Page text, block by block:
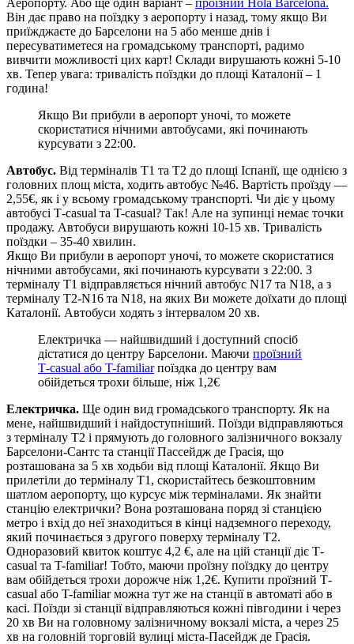
Він дає право на поїздку з аеропорту і назад, тому якщо Ви
приїжджаєте до Барселони на 5 або менше днів і
пересуватиметеся на громадському транспорті, радимо
вивчити можливості цих карт! Склади вирушають кожні 5-10
хв. Тепер увага: тривалість поїздки до площі Каталонії – 1
година!
Якщо Ви прибули в аеропорт уночі, то можете
скористатися нічними автобусами, які починають
курсувати з 22:00.
Автобус. Від терміналів Т1 та Т2 до площі Іспанії, ще однією з
головних площ міста, ходить автобус №46. Вартість проїзду —
2,55€, як і у всьому громадському транспорті. Чи діє у цьому
автобусі Т-casual та T-casual? Так! Але на зупинці немає точки
продажу. Автобуси вирушають кожні 10-15 хв. Тривалість
поїздки – 35-40 хвилин.
Якщо Ви прибули в аеропорт уночі, то можете скористатися
нічними автобусами, які починають курсувати з 22:00. З
терміналу Т1 відправляється нічний автобус N17 та N18, а з
терміналу Т2-N16 та N18, на яких Ви можете доїхати до площі
Каталонії. Автобуси ходять з інтервалом 20 хв.
Електричка — найшвидший і доступний спосіб
дістатися до центру Барселони. Маючи проїзний
Т-casual або T-familiarпоїздка до центру вам
обійдеться трохи більше, ніж 1,2€
Електричка. Ще один вид громадського транспорту. Як на
мене, найшвидший і найдоступніший. Поїзди відправляються
з терміналу Т2 і прямують до головного залізничного вокзалу
Барселони-Сантс та станції Пассейдж де Грасія, що
розташована за 5 хв ходьби від площі Каталонії. Якщо Ви
прилетіли до терміналу Т1, скористайтесь безкоштовним
шатлом аеропорту, що курсує між терміналами. Як знайти
станцію електрички? Вона розташована поряд зі станцією
метро і вхід до неї знаходиться в кінці надземного переходу,
який починається з другого поверху терміналу Т2.
Одноразовий квиток коштує 4,2 €, але на цій станції діє Т-
casual та T-familiar! Тобто, маючи проїзну поїздку до центру
вам обійдеться трохи дорожче ніж 1,2€. Купити проїзний Т-
casual або T-familiar можна тут же на станції в автоматі або в
касі. Поїзди зі станції відправляються кожні півгодини і через
20 хв Ви на головному залізничному вокзалі міста, а через 25
хв на головній торговій вулиці міста-Пасейдж де Грасія.